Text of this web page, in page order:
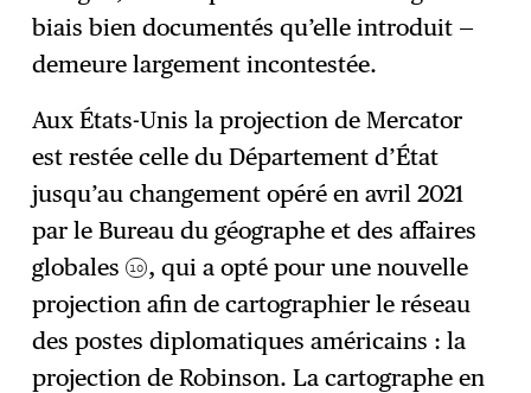
biais bien documentés qu’elle introduit —
demeure largement incontestée.
Aux États-Unis la projection de Mercator
est restée celle du Département d’État
jusqu’au changement opéré en avril 2021
par le Bureau du géographe et des affaires
globales10 , qui a opté pour une nouvelle
projection afin de cartographier le réseau
des postes diplomatiques américains : la
projection de Robinson. La cartographe en